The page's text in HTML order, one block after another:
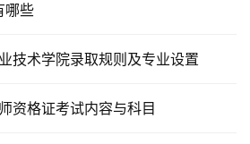
哪些
技术学院录取规则及专业设置
资格证考试内容与科目